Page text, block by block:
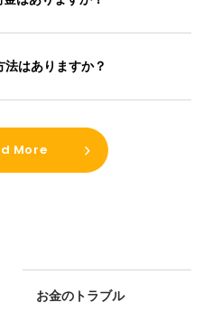
はありますか？
More
お金のトラブル